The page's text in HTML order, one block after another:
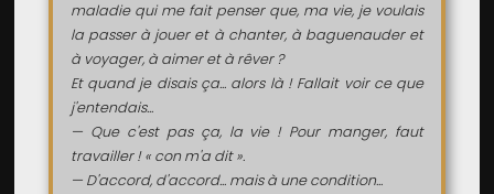
maladie qui me fait penser que, ma vie, je voulais
la passer à jouer et à chanter, à baguenauder et
à voyager, à aimer et à rêver ?
Et quand je disais ça... alors là ! Fallait voir ce que
j'entendais...
— Que c'est pas ça, la vie ! Pour manger, faut
travailler ! « con m'a dit ».
— D'accord, d'accord... mais à une condition...